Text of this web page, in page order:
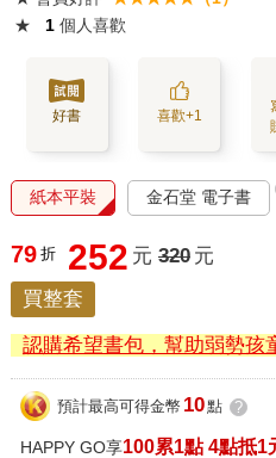
★
1 個人喜歡
好書 喜歡+1
紙本平裝 金石堂 電子書
79 折 252 元 320 元
買整套
認購希望書包，幫助弱勢孩
預計最高可得金幣 10點 ?
HAPPY GO享100累1點 4點抵1